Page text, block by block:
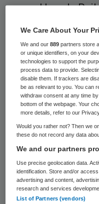
aangeklaagde
voor de rechtbank
toegegeven.
De aanklager
Högelervan 62
Delmenhorst en
Oldenburg om
hebben. Hij zit al
levenslange
De voormalige
patiënten hebben
We Care About Your
We and our889 partners store
or unique identifiers, on your
technologies to support the
process data to provide.
disable them. If trackers are
be as relevant to you. You can
withdraw consent at any time
bottom of the webpage. Your
more details, refer to our
Would you rather not? Then we
these do not record any data
We and our partners
Use precise geolocation data.
identification. Store and/or
advertising and content,
research and services
List of Partners (vendors)